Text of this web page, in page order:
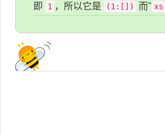
即 1 ，所以它是 (1:[]) 而" xs